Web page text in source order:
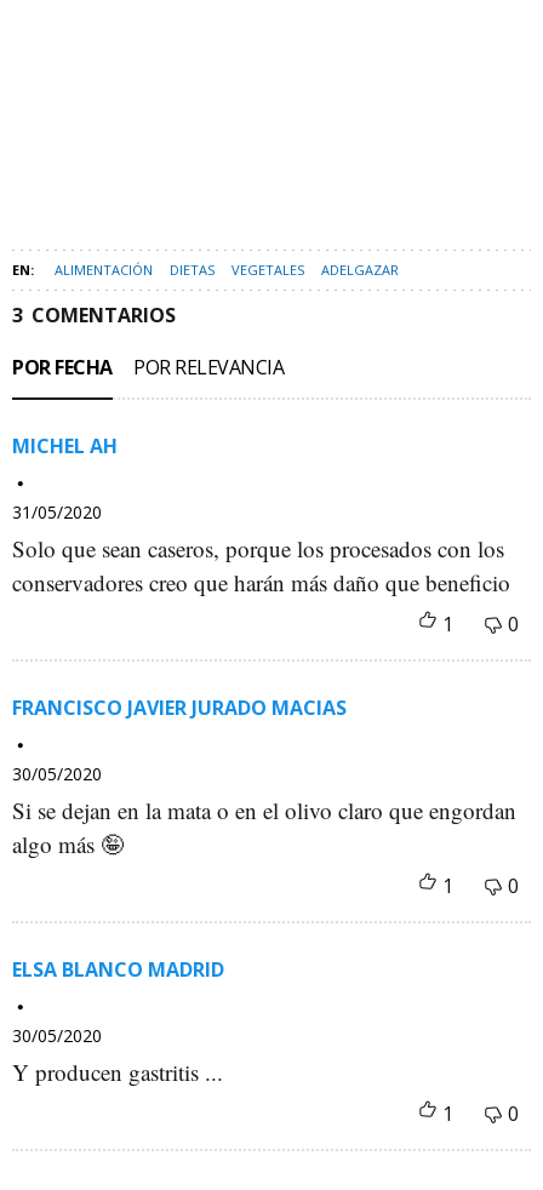
ALIMENTACIÓN DIETAS VEGETALES ADELGAZAR
3 COMENTARIOS
POR FECHA
POR RELEVANCIA
MICHEL AH
31/05/2020
Solo que sean caseros, porque los procesados con los
conservadores creo que harán más daño que beneficio
FRANCISCO JAVIER JURADO MACIAS
30/05/2020
Si se dejan en la mata o en el olivo claro que engordan
algo más 🤪
ELSA BLANCO MADRID
30/05/2020
Y producen gastritis ...